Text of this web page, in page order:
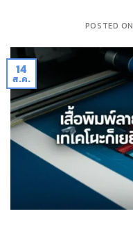
POSTED
14
ส.ค.